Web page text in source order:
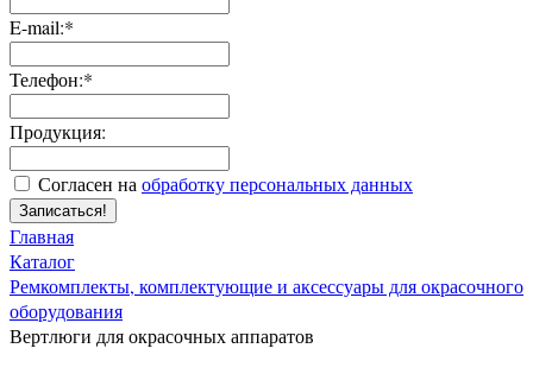
E-mail:*
Телефон:*
Продукция:
Согласен на обработку персональных данных
Записаться!
Главная
Каталог
Ремкомплекты, комплектующие и аксессуары для окрасочного
оборудования
Вертлюги для окрасочных аппаратов